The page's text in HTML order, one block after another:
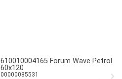
610010004165 Forum Wave Petrol
60x120
00000085531